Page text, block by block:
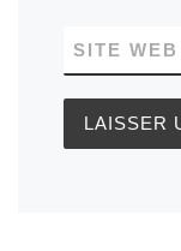
SITE WEB